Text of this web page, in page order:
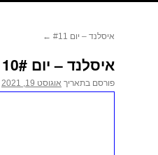
איסלנד – יום #11 ←
איסלנד – יום 10#
פורסם בתאריך אוגוסט 19, 2021